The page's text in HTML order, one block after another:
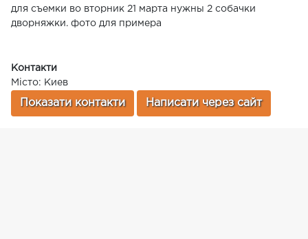
для съемки во вторник 21 марта нужны 2 собачки
дворняжки. фото для примера
Контакти
Місто: Киев
Показати контакти Написати через сайт